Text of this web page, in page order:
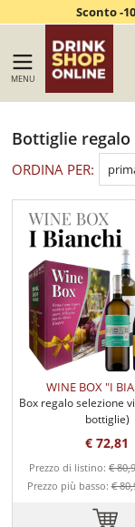
Sconto -
MENU
Bottiglie regalo
ORDINA PER:
WINE BOX "I
Box regalo selezione
bottiglie)
€ 72,81
Prezzo di listino:€
Prezzo più basso:€